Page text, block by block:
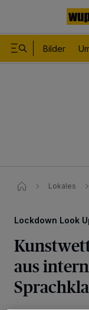
Bilder
Lokales
Lockdown Look
aus